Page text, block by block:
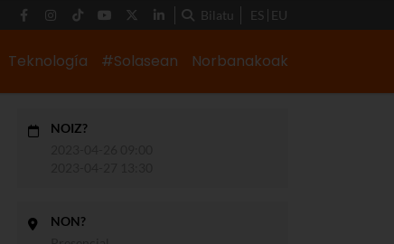
Bilatu ES EU
Teknología #Solasean Norbanakoak
NOIZ?
NON?